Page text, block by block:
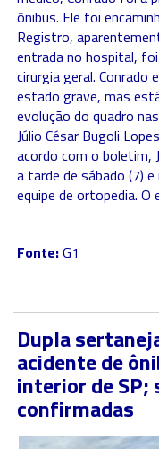
ônibus. Ele foi
Registro,
entrada no hospital,
cirurgia geral. Conrado
estado grave, mas
evolução do quadro
Júlio César Bugoli
acordo com o boletim,
a tarde de sábado (7)
equipe de ortopedia. O
Fonte:G1
Dupla
acidente de
interior de
confirmadas